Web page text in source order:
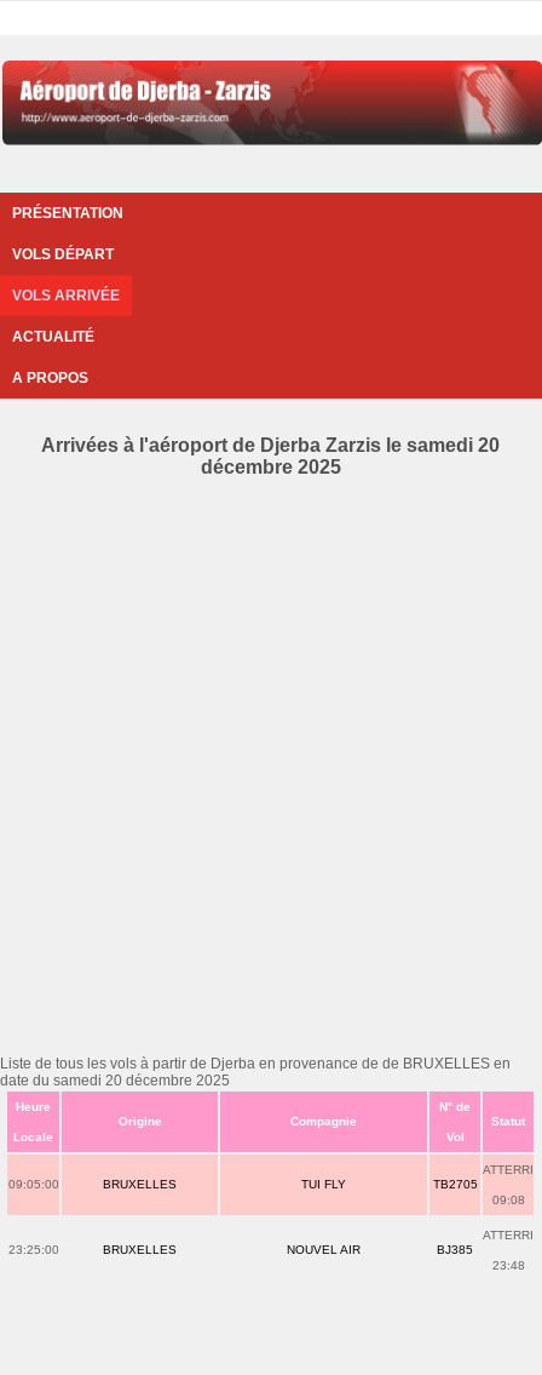
PRÉSENTATION
VOLS DÉPART
VOLS ARRIVÉE
ACTUALITÉ
A PROPOS
Arrivées à l'aéroport de Djerba Zarzis le samedi 20
décembre 2025
Liste de tous les vols à partir de Djerba en provenance de de BRUXELLES en
date du samedi 20 décembre 2025
Heure
Locale
Origine Compagnie
N° de
Vol
Statut
09:05:00 BRUXELLES TUI FLY TB2705
ATTERRI
09:08
23:25:00 BRUXELLES NOUVEL AIR BJ385
ATTERRI
23:48